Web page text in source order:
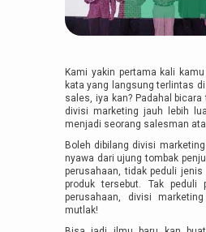
Kami yakin pertama kali
kata yang langsung terlintas
sales, iya kan? Padahal
divisi marketing jauh lebih
menjadi seorang salesman
Boleh dibilang divisi
nyawa dari ujung tombak
perusahaan, tidak peduli
produk tersebut. Tak peduli
perusahaan, divisi
mutlak!